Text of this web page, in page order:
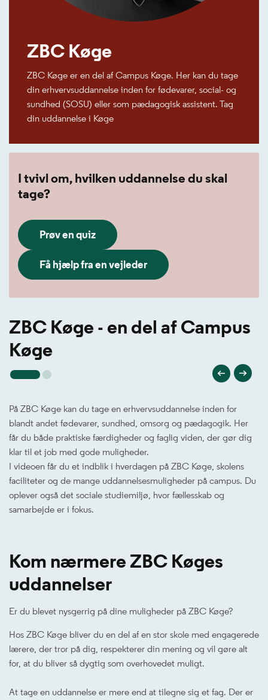
ZBC Køge
ZBC Køge er en del af Campus Køge. Her kan du tage
din erhvervsuddannelse inden for fødevarer, social- og
sundhed (SOSU) eller som pædagogisk assistent. Tag
din uddannelse i Køge
I tvivl om, hvilken uddannelse du skal
tage?
Prøv en quiz
Få hjælp fra en vejleder
ZBC Køge - en del af Campus
Køge
På ZBC Køge kan du tage en erhvervsuddannelse inden for
blandt andet fødevarer, sundhed, omsorg og pædagogik. Her
får du både praktiske færdigheder og faglig viden, der gør dig
klar til et job med gode muligheder.
I videoen får du et indblik i hverdagen på ZBC Køge, skolens
faciliteter og de mange uddannelsesmuligheder på campus. Du
oplever også det sociale studiemiljø, hvor fællesskab og
samarbejde er i fokus.
Kom nærmere ZBC Køges
uddannelser
Er du blevet nysgerrig på dine muligheder på ZBC Køge?
Hos ZBC Køge bliver du en del af en stor skole med engagerede
lærere, der tror på dig, respekterer din mening og vil gøre alt
for, at du bliver så dygtig som overhovedet muligt.
At tage en uddannelse er mere end at tilegne sig et fag. Der er